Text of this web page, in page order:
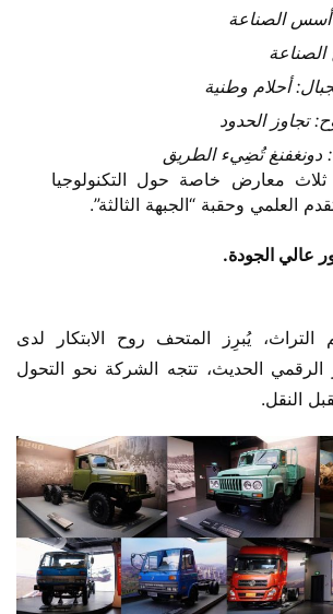
الصناعة
أحلام وطنية
تجاوز الحدود
دونغفنغ تُضِيء الطريق
ثلاث معارض خاصة حول التكنولوجيا
العلمي وحقبة “الجبهة الثالثة”.
عالي الجودة.
النقل.